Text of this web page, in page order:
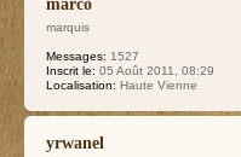
marco
marquis
Messages: 1527
Inscrit le: 05 Août 2011, 08:29
Localisation: Haute Vienne
yrwanel